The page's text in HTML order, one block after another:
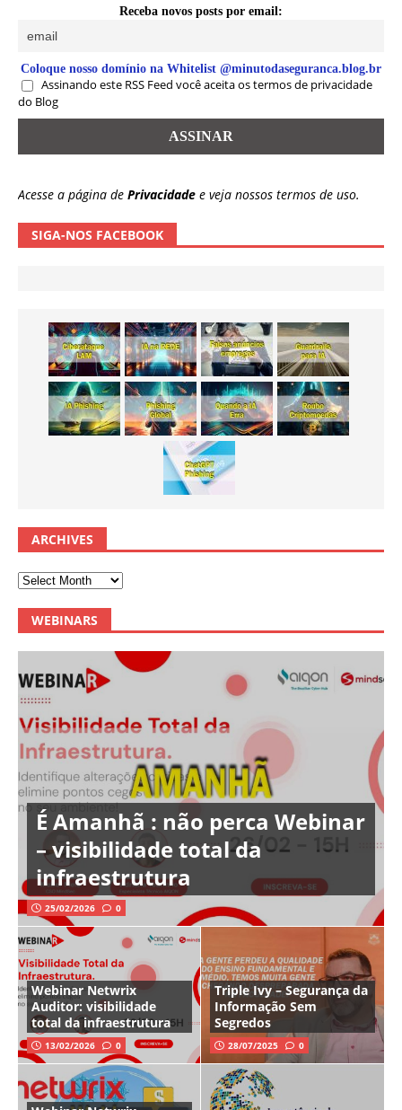
Receba novos posts por email:
Coloque nosso domínio na Whitelist @minutodaseguranca.blog.br
Assinando este RSS Feed você aceita os termos de privacidade
do Blog
Acesse a página de Privacidade e veja nossos termos de uso.
SIGA-NOS FACEBOOK
ARCHIVES
WEBINARS
É Amanhã : não perca Webinar
– visibilidade total da
infraestrutura
25/02/2026 0
Webinar Netwrix
Auditor: visibilidade
total da infraestrutura
13/02/2026 0
Triple Ivy – Segurança da
Informação Sem
Segredos
28/07/2025 0